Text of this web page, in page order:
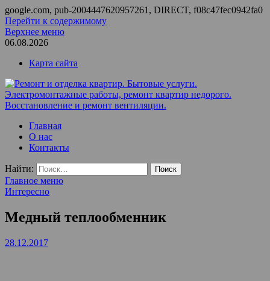
google.com, pub-2004447620957261, DIRECT, f08c47fec0942fa0
Перейти к содержимому
Верхнее меню
06.08.2026
Карта сайта
Ремонт и отделка квартир. Бытовые услуги.
Электромонтажные работы, ремонт квартир недорого.
Восстановление и ремонт вентиляции.
ООО Домус — ремонт квартир, обслуживание и ремонт
вентиляции, монтаж систем приточной вентиляции.
Главная
О нас
Контакты
Найти:
Главное меню
Интересно
Медный теплообменник
28.12.2017